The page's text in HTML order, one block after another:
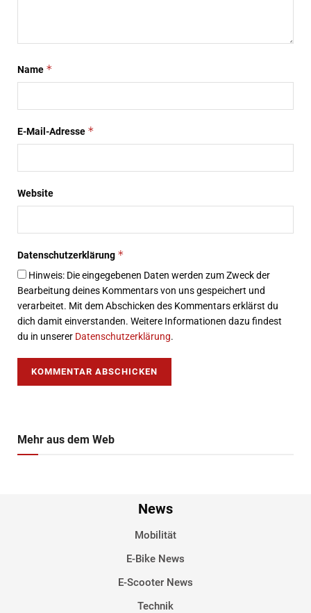
Name *
E-Mail-Adresse *
Website
Datenschutzerklärung *
Hinweis: Die eingegebenen Daten werden zum Zweck der
Bearbeitung deines Kommentars von uns gespeichert und
verarbeitet. Mit dem Abschicken des Kommentars erklärst du
dich damit einverstanden. Weitere Informationen dazu findest
du in unserer Datenschutzerklärung.
Mehr aus dem Web
News
Mobilität
E-Bike News
E-Scooter News
Technik